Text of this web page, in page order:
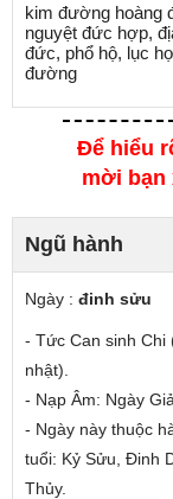
kim đường hoàng
nguyệt đức hợp,
đức, phổ hộ, lục
đường
Để hiểu
mời bạn
Ngũ hành
Ngày : đinh sửu
- Tức Can sinh Chi
nhật).
- Nạp Âm: Ngày
- Ngày này thuộc
tuổi: Kỷ Sửu, Đinh
Thủy.